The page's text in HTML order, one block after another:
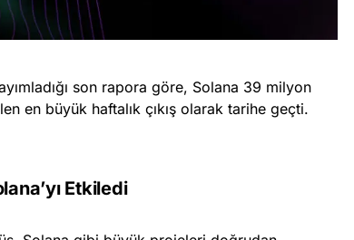
son rapora göre, Solana 39 milyon
en büyük haftalık çıkış olarak tarihe geçti.
Etkiledi